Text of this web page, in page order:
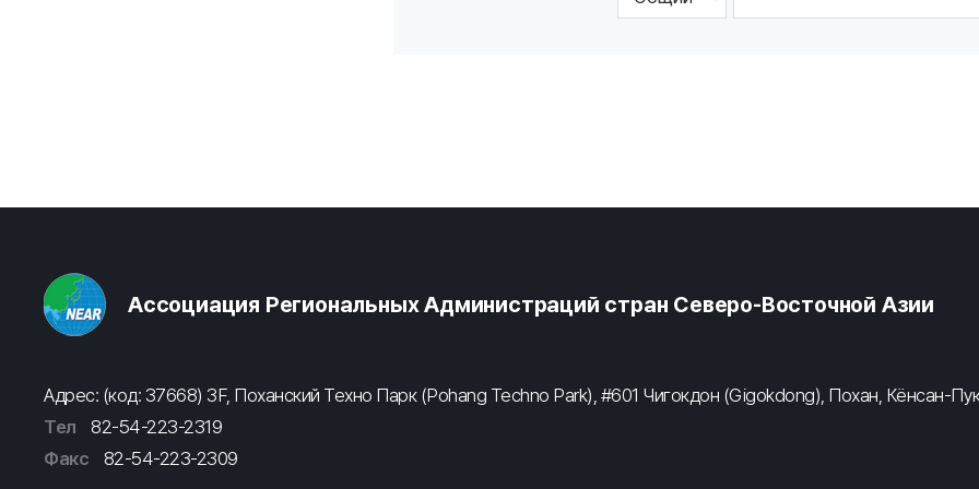
Ассоциация Региональных Администраций стран Северо-Восточной Азии
Адрес: (код: 37668) 3F, Поханский Техно Парк (Pohang Techno Park), #601 Чигокдон (Gigokdong), Похан, Кёнсан-
Тел
82-54-223-2319
Факс
82-54-223-2309